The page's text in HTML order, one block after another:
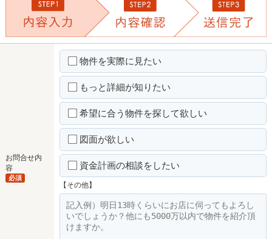
お問合せ内
容
必須
物件を実際に見たい
もっと詳細が知りたい
希望に合う物件を探して欲しい
図面が欲しい
資金計画の相談をしたい
【その他】